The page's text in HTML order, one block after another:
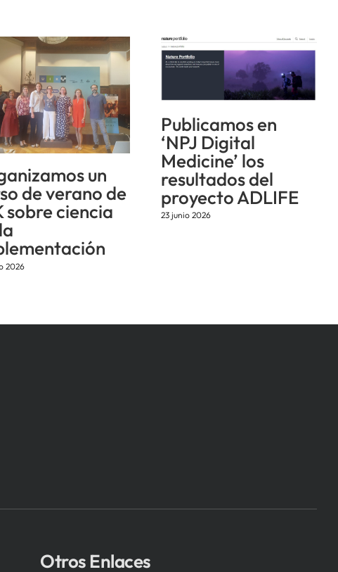
un
de verano de
sobre ciencia
2026
Publicamos en
‘NPJ Digital
Medicine’ los
resultados del
proyecto ADLIFE
23 junio 2026
Otros Enlaces